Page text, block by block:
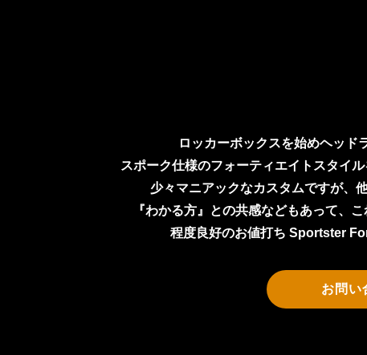
ロッカーボックスを始めヘッド
スポーク仕様のフォーティエイトスタイ
少々マニアックなカスタムですが、
『わかる方』との共感などもあって、
程度良好のお値打ち Sportster
お問い